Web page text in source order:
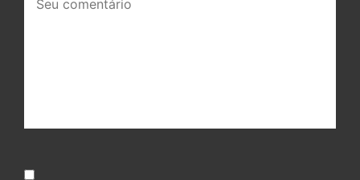
comentário: